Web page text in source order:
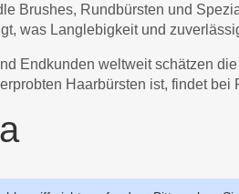
Brushes, Rundbürsten und
was Langlebigkeit und
Endkunden weltweit schätzen
Haarbürsten ist, findet